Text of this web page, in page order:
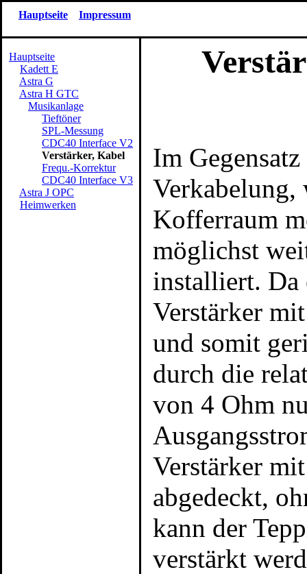
Hauptseite Impressum
Hauptseite
Kadett E
Astra G
Astra H GTC
Musikanlage
Tieftöner
SPL-Messung
CDC40 Interface V2
Verstärker, Kabel
Frequ.-Korrektur
CDC40 Interface V3
Astra J OPC
Heimwerken
Im
Verkabelung,
Kofferraum
möglichst
installiert. Da
Verstärker
und somit
durch die
von 4 Ohm
Verstärker
abgedeckt,
kann der
verstärkt